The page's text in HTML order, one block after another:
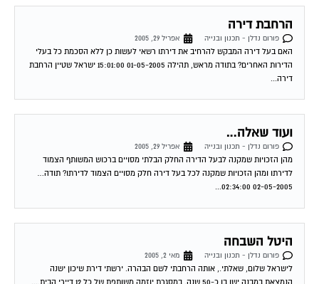
הרחבת דירה
פורום נדלן - תכנון ובנייה
האם בעל דירה המבקש להרחיב את דירתו רשאי לעשות כן ללא הסכמת כל בעלי
הדירות האחרים? בתודה מראש, תהילה 01-05-2005 15:01:00 ישראל שטיין הרחבת
דירה...
ועוד שאלה…
פורום נדלן - תכנון ובנייה
מהן הזכויות שמקנה לבעל הדירה החלק הבלתי מסויים ברכוש המשותף הצמוד
לדירתו ומהן הזכויות שמקנה לכל בעל דירה חלק מסויים הצמוד לדירתו? תודה…
02-05-2005 02:34:00...
היטל השבחה
פורום נדלן - תכנון ובנייה
לישראל שלום, שאלתי., אותה הרחבתי לשם הבהרה. ירשתי דירת שיכון ישנה
הנמצאת במבנה ישן בן כ-50 שנה. במסגרת יוזמה משותפת של כל 12 דיירי הבית,...